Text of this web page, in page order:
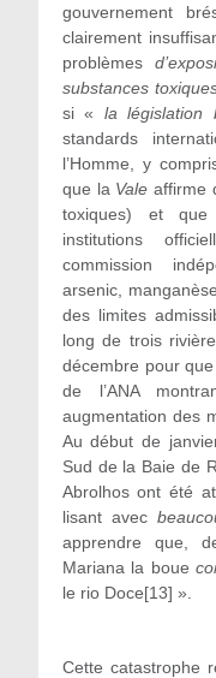
gouvernement
clairement
problèmes
substances
si « la législation
standards
l’Homme, y
que la Vale affirme
toxiques) et
institutions
commission
arsenic,
des limites
long de trois
décembre pour
de l’ANA
augmentation des
Au début de
Sud de la Baie de
Abrolhos ont été
lisant avec
apprendre que,
Mariana la boue
le rio Doce[13] ».
Cette catastrophe